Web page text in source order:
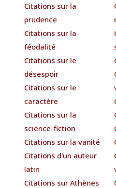
Citations sur la
prudence
Citations sur la
féodalité
Citations sur le
désespoir
Citations sur le
caractère
Citations sur la
science-fiction
Citations sur la vanité
Citations d'un auteur
latin
Citations sur Athènes